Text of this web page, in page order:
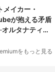
が抱える矛盾
ルタナティブ
をもっと見る